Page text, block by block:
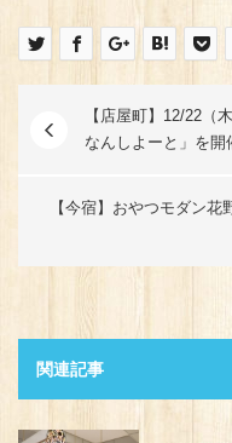
【店屋町】12/22（
なんしよーと」を開
【今宿】おやつモダン
関連記事